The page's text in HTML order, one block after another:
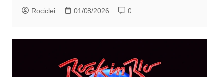
Rociclei 01/08/2026 0